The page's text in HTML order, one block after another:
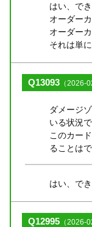
はい、でき
オーダー
オーダー
それは単
Q13093 （2026-
ダメージ
いる状況で
このカー
ることは
はい、でき
Q12995 （2026-